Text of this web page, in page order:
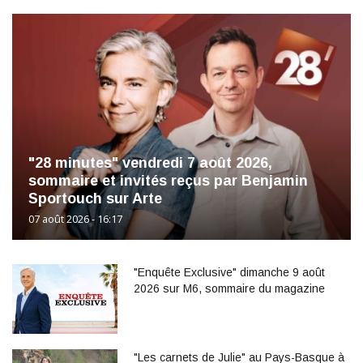
"28 minutes" vendredi 7 août 2026,
sommaire et invités reçus par Benjamin
Sportouch sur Arte
07 août 2026 - 16:17
"Enquête Exclusive" dimanche 9 août
2026 sur M6, sommaire du magazine
"Les carnets de Julie" au Pays-Basque à